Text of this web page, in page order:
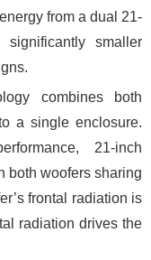
from a dual 21-
smaller
combines both
a single enclosure.
21-inch
both woofers sharing
frontal radiation is
radiation drives the